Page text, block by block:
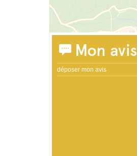
Mon avis
déposer mon avis